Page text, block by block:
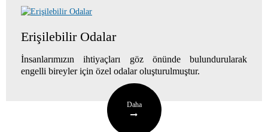
Erişilebilir Odalar
İnsanlarımızın ihtiyaçları göz önünde bulundurularak
engelli bireyler için özel odalar oluşturulmuştur.
Daha